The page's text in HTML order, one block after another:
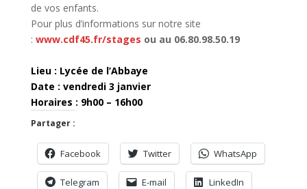
de vos enfants.
Pour plus d’informations sur notre site
: www.cdf45.fr/stages ou au 06.80.98.50.19
Lieu : Lycée de l’Abbaye
Date : vendredi 3 janvier
Horaires : 9h00 – 16h00
Partager :
Facebook Twitter WhatsApp
Telegram E-mail LinkedIn